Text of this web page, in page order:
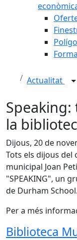
Actualitat
la
Dijous, 20 de
Tots els dijous del
municipal Joan
"SPEAKING", un
de Durham School.
Per a més
Biblioteca